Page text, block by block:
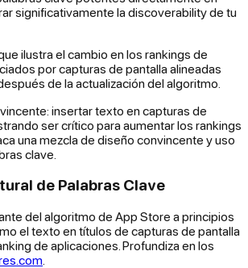
significativamente la discoverability de tu
ilustra el cambio en los rankings de
por capturas de pantalla alineadas
de la actualización del algoritmo.
insertar texto en capturas de
ser crítico para aumentar los rankings
una mezcla de diseño convincente y uso
clave.
de Palabras Clave
del algoritmo de App Store a principios
el texto en títulos de capturas de pantalla
de aplicaciones. Profundiza en los